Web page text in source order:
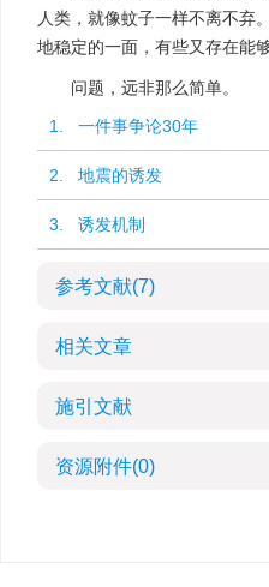
人类，就像蚊子一样不离不弃
地稳定的一面，有些又存在能
问题，远非那么简单。
1. 一件事争论30年
2. 地震的诱发
3. 诱发机制
参考文献(7)
相关文章
施引文献
资源附件(0)